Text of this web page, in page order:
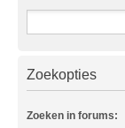
Zoekopties
Zoeken in forums: